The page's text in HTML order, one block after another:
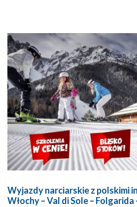
Wyjazdy narciarskie z polskimi
Włochy – Val di Sole –